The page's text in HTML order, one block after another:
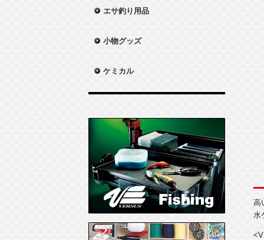
エサ釣り用品
小物グッズ
ケミカル
高
水